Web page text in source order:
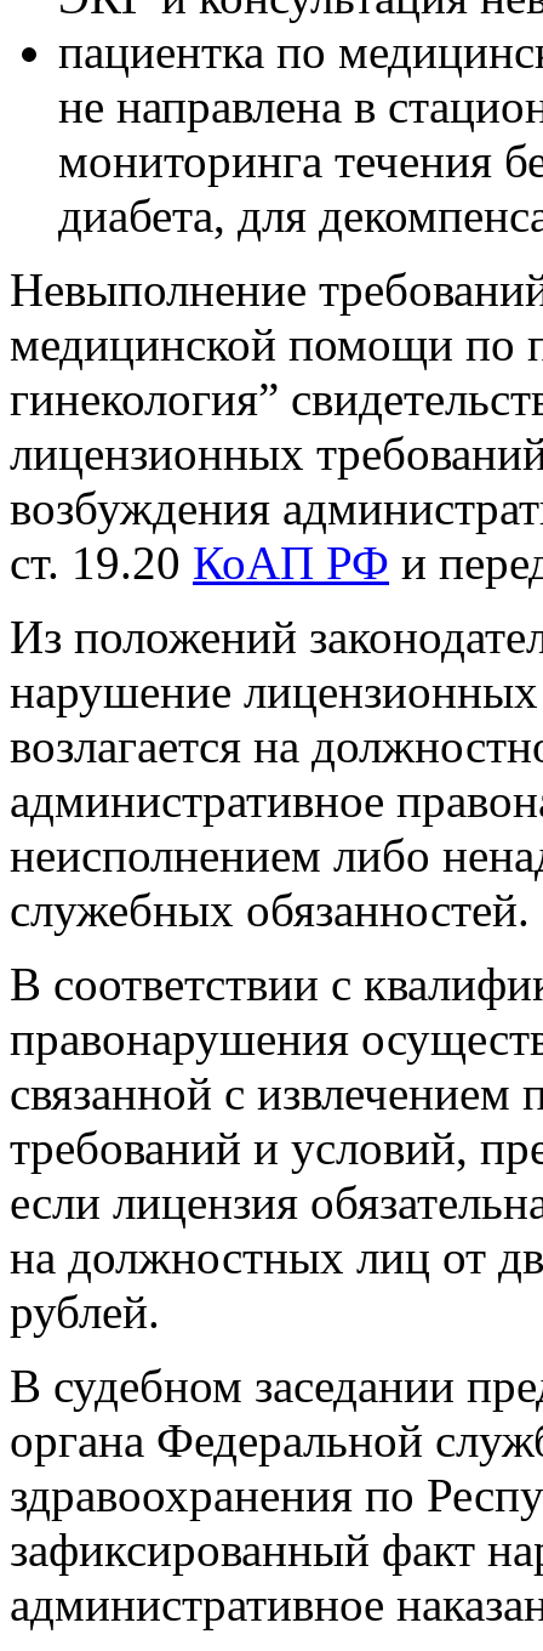
пациентка по
не направлена в
мониторинга течения
диабета, для
Невыполнение
медицинской помощи по
гинекология”
лицензионных
возбуждения
ст. 19.20 КоАП РФ и
Из положений
нарушение лицензионных
возлагается на
административное
неисполнением либо
служебных обязанностей.
В соответствии с
правонарушения
связанной с
требований и условий,
если лицензия
на должностных лиц от
рублей.
В судебном заседании
органа Федеральной
здравоохранения по
зафиксированный факт
административное